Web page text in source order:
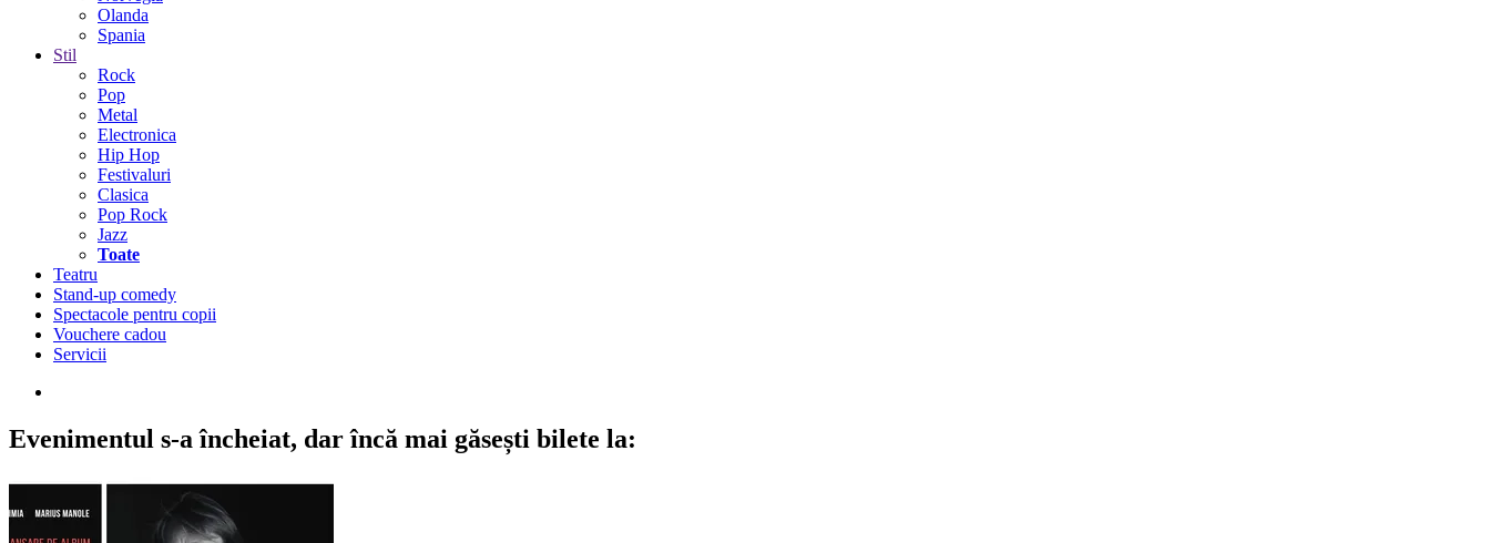
Olanda
Spania
Stil
Rock
Pop
Metal
Electronica
Hip Hop
Festivaluri
Clasica
Pop Rock
Jazz
Toate
Teatru
Stand-up comedy
Spectacole pentru copii
Vouchere cadou
Servicii
Evenimentul s-a încheiat, dar încă mai găsești bilete la: